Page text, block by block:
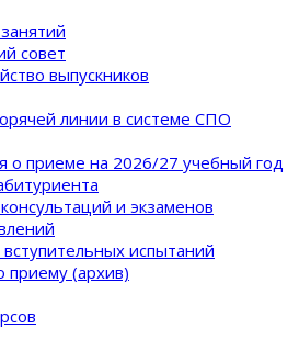
совет
выпускников
линии в системе СПО
о приеме на 2026/27 учебный год
и экзаменов
испытаний
приему (архив)